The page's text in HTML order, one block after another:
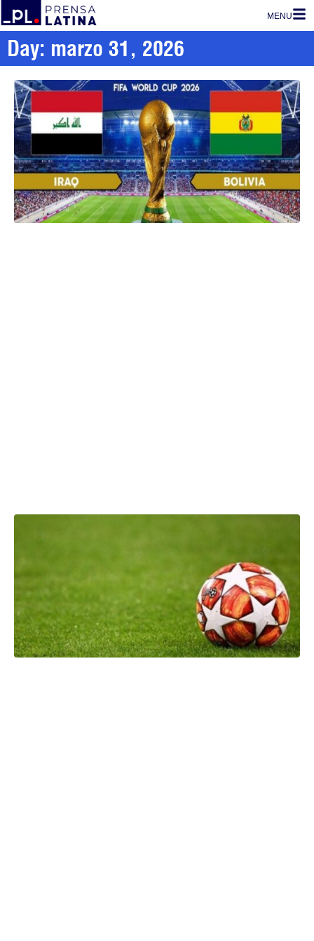
MENU
Day: marzo 31, 2026